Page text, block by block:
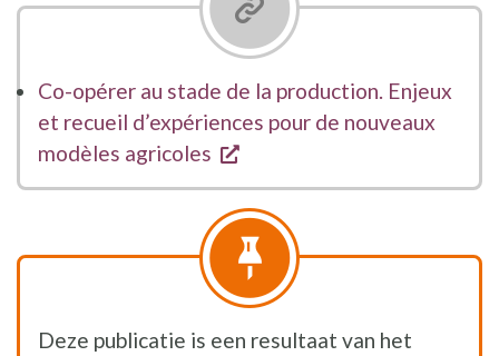
Co-opérer au stade de la production. Enjeux
et recueil d’expériences pour de nouveaux
modèles agricoles
opent een nieuw venster
Deze publicatie is een resultaat van het